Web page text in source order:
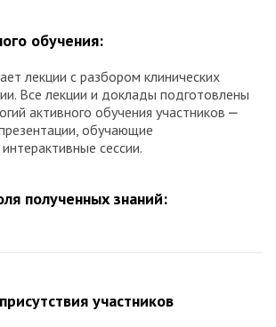
обучения:
лекции с разбором клинических
Все лекции и доклады подготовлены
активного обучения участников ⎼
обучающие
сессии.
полученных знаний:
участников